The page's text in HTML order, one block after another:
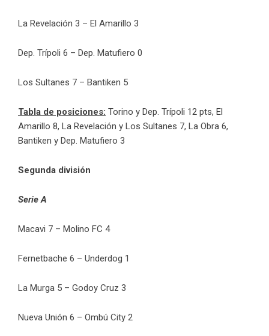
La Revelación 3 – El Amarillo 3
Dep. Trípoli 6 – Dep. Matufiero 0
Los Sultanes 7 – Bantiken 5
Tabla de posiciones: Torino y Dep. Trípoli 12 pts, El
Amarillo 8, La Revelación y Los Sultanes 7, La Obra 6,
Bantiken y Dep. Matufiero 3
Segunda división
Serie A
Macavi 7 – Molino FC 4
Fernetbache 6 – Underdog 1
La Murga 5 – Godoy Cruz 3
Nueva Unión 6 – Ombú City 2